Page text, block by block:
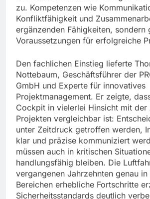
zu. Kompetenzen wie
Konfliktfähigkeit und
ergänzenden Fähigkeiten, sondern
Voraussetzungen für erfolgreiche
Den fachlichen Einstieg lieferte
Nottebaum, Geschäftsführer der
GmbH und Experte für innovatives
Projektmanagement. Er zeigte,
Cockpit in vielerlei Hinsicht mit der
Projekten vergleichbar ist:
unter Zeitdruck getroffen werden,
klar und präzise kommuniziert
müssen auch in kritischen
handlungsfähig bleiben. Die
vergangenen Jahrzehnten genau in
Bereichen erhebliche Fortschritte
Sicherheitsstandards deutlich